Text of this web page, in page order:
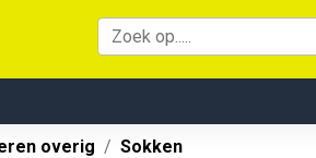
overig Sokken